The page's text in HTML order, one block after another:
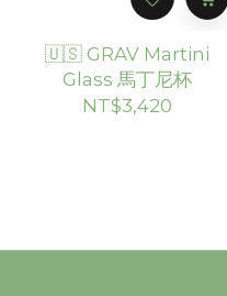
🇺🇸 GRAV Martini
Glass 馬丁尼杯
NT$3,420